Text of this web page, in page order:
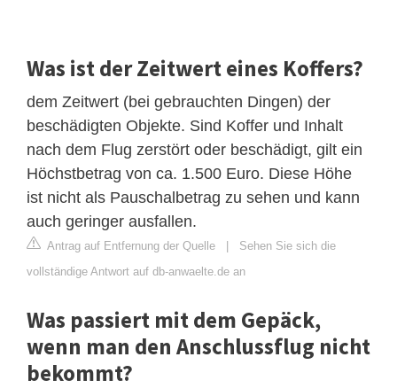
Was ist der Zeitwert eines Koffers?
dem Zeitwert (bei gebrauchten Dingen) der
beschädigten Objekte. Sind Koffer und Inhalt
nach dem Flug zerstört oder beschädigt, gilt ein
Höchstbetrag von ca. 1.500 Euro. Diese Höhe
ist nicht als Pauschalbetrag zu sehen und kann
auch geringer ausfallen.
Antrag auf Entfernung der Quelle | Sehen Sie sich die
vollständige Antwort auf db-anwaelte.de an
Was passiert mit dem Gepäck,
wenn man den Anschlussflug nicht
bekommt?